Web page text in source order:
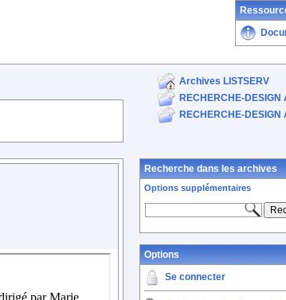
Archives LISTSERV
RECHERCHE-
RECHERCHE-
Recherche dans les archives
Options supplémentaires
Options
Se connecter